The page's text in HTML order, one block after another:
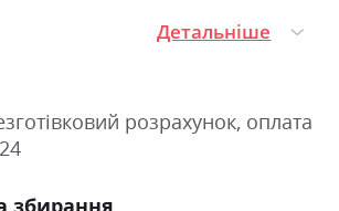
Детальніше
розрахунок, оплата
збирання